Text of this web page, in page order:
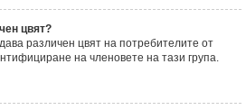
цвят?
различен цвят на потребителите от
на членовете на тази група.